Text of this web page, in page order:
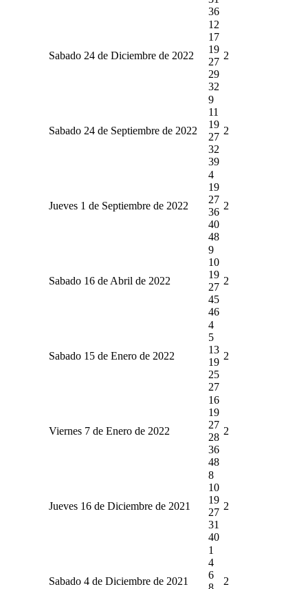
36
Sabado 24 de Diciembre de 2022
12
17
19
27
29
32
2
Sabado 24 de Septiembre de 2022
9
11
19
27
32
39
2
Jueves 1 de Septiembre de 2022
4
19
27
36
40
48
2
Sabado 16 de Abril de 2022
9
10
19
27
45
46
2
Sabado 15 de Enero de 2022
4
5
13
19
25
27
2
Viernes 7 de Enero de 2022
16
19
27
28
36
48
2
Jueves 16 de Diciembre de 2021
8
10
19
27
31
40
2
Sabado 4 de Diciembre de 2021
1
4
6
2